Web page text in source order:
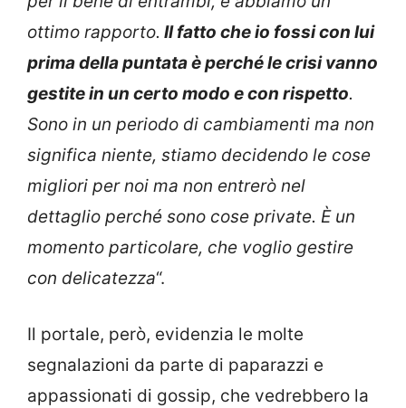
ottimo rapporto. Il fatto che io fossi con lui
prima della puntata è perché le crisi vanno
gestite in un certo modo e con rispetto.
Sono in un periodo di cambiamenti ma non
significa niente, stiamo decidendo le cose
migliori per noi ma non entrerò nel
dettaglio perché sono cose private. È un
momento particolare, che voglio gestire
con delicatezza“.
Il portale, però, evidenzia le molte
segnalazioni da parte di paparazzi e
appassionati di gossip, che vedrebbero la